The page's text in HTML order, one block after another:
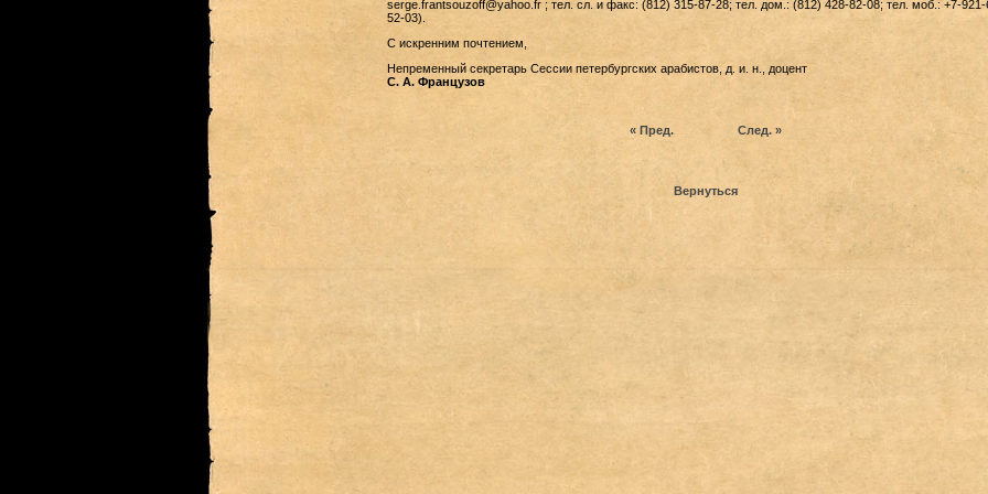
serge.frantsouzoff@yahoo.fr ; тел. сл. и факс: (812) 315-87-28; тел. дом.: (812) 428-82-08; тел. моб.: +7-921-
52-03).
С искренним почтением,
Непременный секретарь Сессии петербургских арабистов, д. и. н., доцент
С. А. Французов
« Пред. След. »
Вернуться